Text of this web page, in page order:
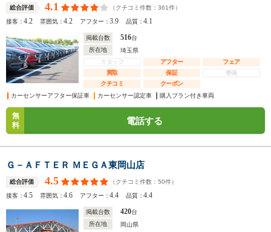
総合評価 4.1 （クチコミ件数： 361件）
接客：4.2 雰囲気：4.2 アフター：3.9 品質：4.1
掲載台数 516台
所在地
埼玉県
スタッフ
アフター
フェア
買取
保証
整備
クチコミ
クーポン
カーセンサーアフター保証車
カーセンサー認定車 購入プラン付き車両
無
料
電話する
Ｇ－ＡＦＴＥＲ ＭＥＧＡ東岡山店
総合評価 4.5 （クチコミ件数： 50件）
接客：4.5 雰囲気：4.6 アフター：4.4 品質：4.4
掲載台数 420台
所在地
岡山県